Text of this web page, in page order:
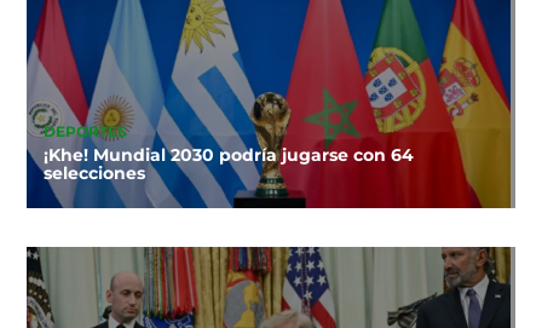
DEPORTES
¡Khe! Mundial 2030 podría jugarse con 64
selecciones